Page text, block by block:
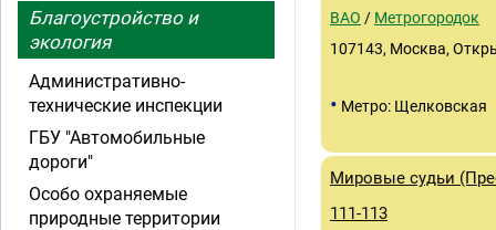
ВАО / Метрогородок
107143, Москва,
• Метро: Щелковская
Мировые судьи
111-113
Благоустройство и
экология
Административно-
технические инспекции
ГБУ "Автомобильные
дороги"
Особо охраняемые
природные территории